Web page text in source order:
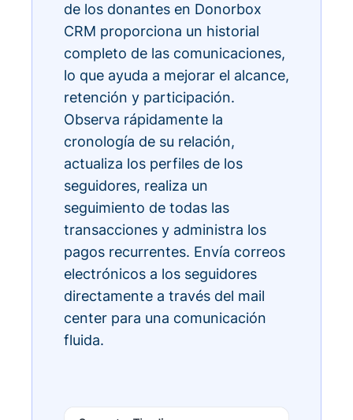
de los donantes en Donorbox
CRM proporciona un historial
completo de las comunicaciones,
lo que ayuda a mejorar el alcance,
retención y participación.
Observa rápidamente la
cronología de su relación,
actualiza los perfiles de los
seguidores, realiza un
seguimiento de todas las
transacciones y administra los
pagos recurrentes. Envía correos
electrónicos a los seguidores
directamente a través del mail
center para una comunicación
fluida.